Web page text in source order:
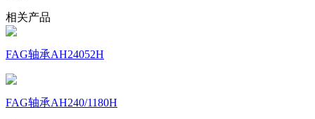
相关产品
FAG轴承AH24052H
FAG轴承AH240/1180H